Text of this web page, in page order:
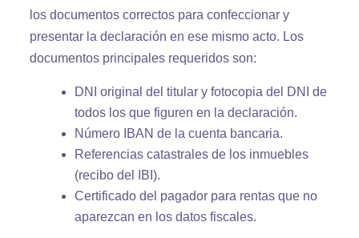
los documentos correctos para confeccionar y
presentar la declaración en ese mismo acto. Los
documentos principales requeridos son:
DNI original del titular y fotocopia del DNI de
todos los que figuren en la declaración.
Número IBAN de la cuenta bancaria.
Referencias catastrales de los inmuebles
(recibo del IBI).
Certificado del pagador para rentas que no
aparezcan en los datos fiscales.